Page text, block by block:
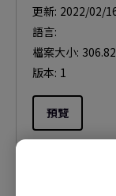
更新: 2022/02/
語言:
檔案大小:
版本: 1
預覽